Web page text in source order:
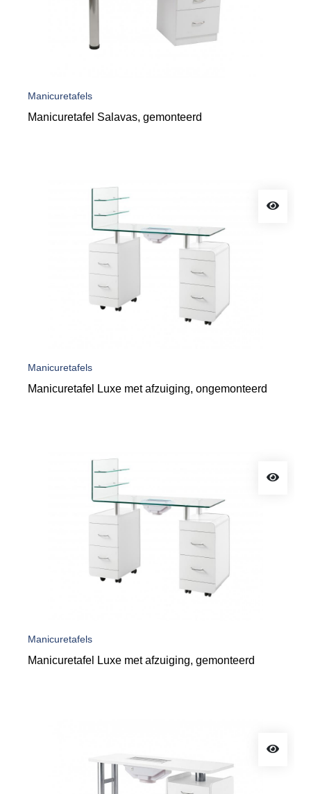
Manicuretafels
Manicuretafel Salavas, gemonteerd
Manicuretafels
Manicuretafel Luxe met afzuiging, ongemonteerd
Manicuretafels
Manicuretafel Luxe met afzuiging, gemonteerd